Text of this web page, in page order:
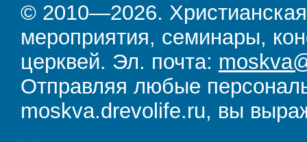
© 2010—2026.
мероприятия, семинары,
церквей. Эл. почта:
Отправляя любые
moskva.drevolife.ru, вы